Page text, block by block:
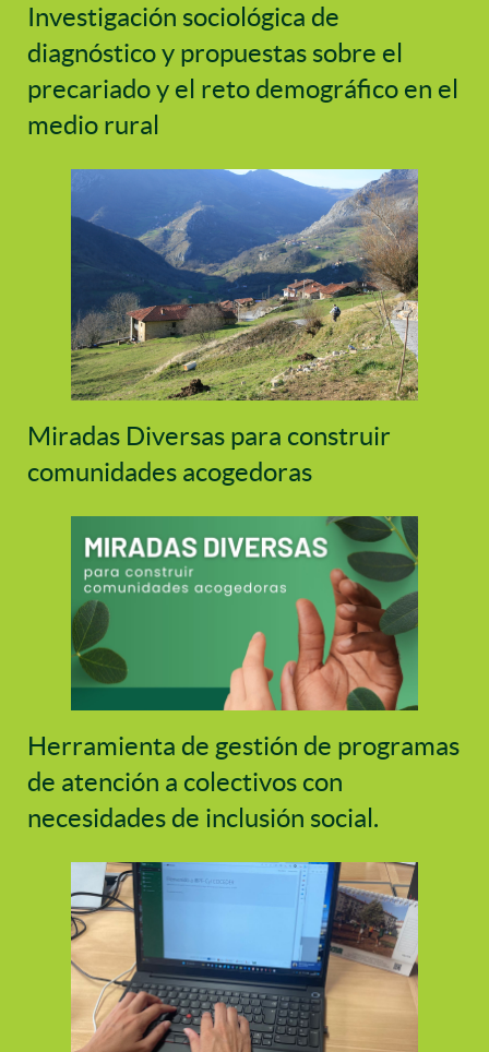
Investigación sociológica de
diagnóstico y propuestas sobre el
precariado y el reto demográfico en el
medio rural
Miradas Diversas para construir
comunidades acogedoras
Herramienta de gestión de programas
de atención a colectivos con
necesidades de inclusión social.